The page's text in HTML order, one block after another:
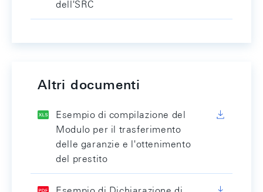
dell'SRC
Altri documenti
Esempio di compilazione del
Modulo per il trasferimento
delle garanzie e l'ottenimento
del prestito